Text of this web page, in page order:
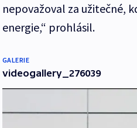
nepovažoval za užitečné,
energie,“ prohlásil.
GALERIE
videogallery_276039